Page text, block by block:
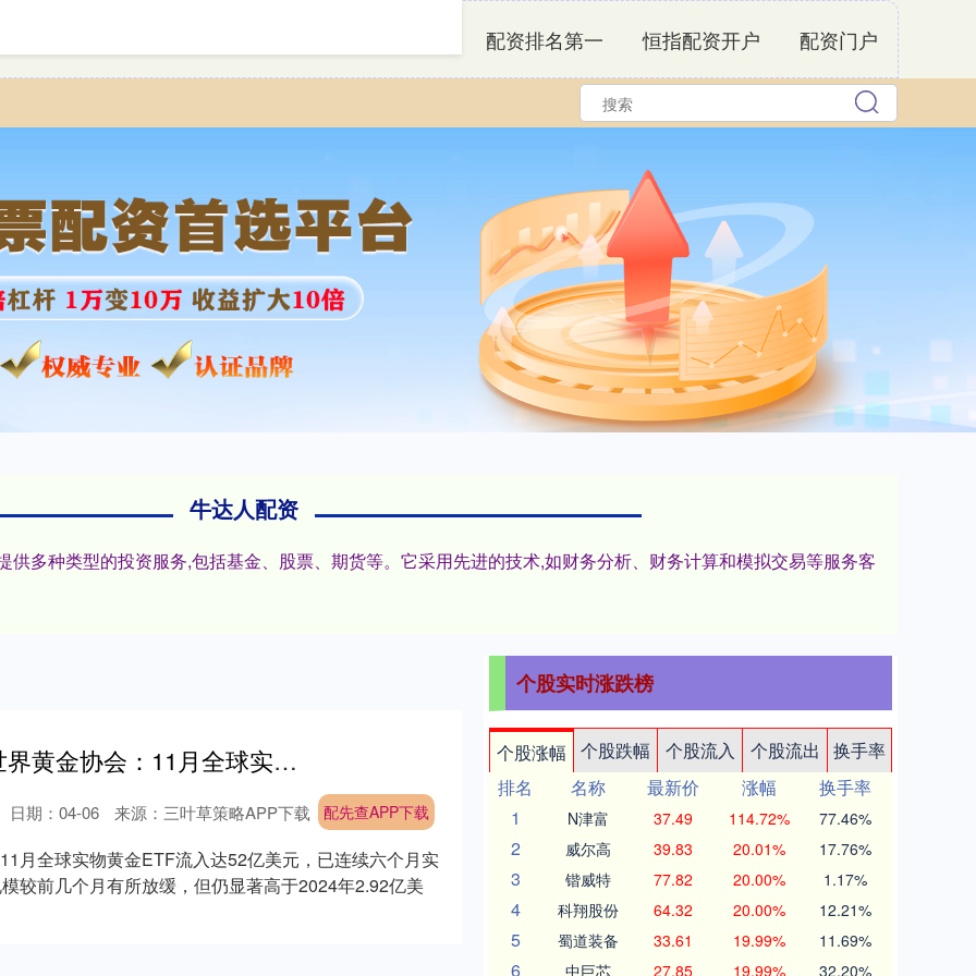
配资排名第一 恒指配资开户 配资门户
牛达人配资
多种类型的投资服务,包括基金、股票、期货等。它采用先进的技术,如财务分析、财务计算和模拟交易等服务客
配先查APP下载 世界黄金协会：11月全球实物黄金ETF流入达52亿美元
配先查APP下载
日期：04-06 来源：三叶草策略APP下载
月全球实物黄金ETF流入达52亿美元，已连续六个月实
较前几个月有所放缓，但仍显著高于2024年2.92亿美
个股实时涨跌榜
个股涨幅 个股跌幅 个股流入 个股流出
换手率
排名
名称 最新价 涨幅
换手率
1
N津富 37.49 114.72% 77.46%
2 威尔高 39.83 20.01% 17.76%
3 锴威特 77.82 20.00% 1.17%
4 科翔股份 64.32 20.00% 12.21%
5 蜀道装备 33.61 19.99% 11.69%
6 中巨芯 27.85 19.99% 32.20%